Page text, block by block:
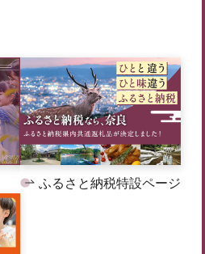
ふるさと納税特設ページ